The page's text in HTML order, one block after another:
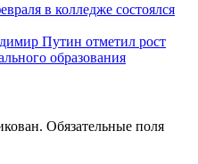
в колледже состоялся
Путин отметил рост
образования
Обязательные поля